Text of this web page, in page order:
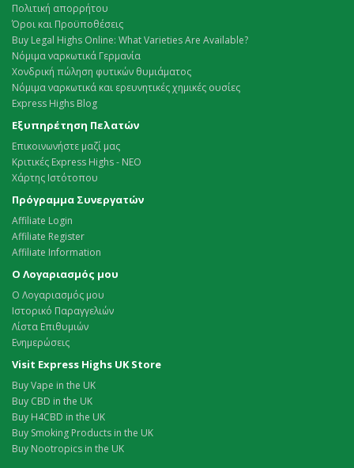
Πολιτική απορρήτου
Όροι και Προϋποθέσεις
Buy Legal Highs Online: What Varieties Are Available?
Νόμιμα ναρκωτικά Γερμανία
Χονδρική πώληση φυτικών θυμιάματος
Νόμιμα ναρκωτικά και ερευνητικές χημικές ουσίες
Express Highs Blog
Εξυπηρέτηση Πελατών
Επικοινωνήστε μαζί μας
Κριτικές Express Highs - ΝΕΟ
Χάρτης Ιστότοπου
Πρόγραμμα Συνεργατών
Affiliate Login
Affiliate Register
Affiliate Information
Ο Λογαριασμός μου
Ο Λογαριασμός μου
Ιστορικό Παραγγελιών
Λίστα Επιθυμιών
Ενημερώσεις
Visit Express Highs UK Store
Buy Vape in the UK
Buy CBD in the UK
Buy H4CBD in the UK
Buy Smoking Products in the UK
Buy Nootropics in the UK